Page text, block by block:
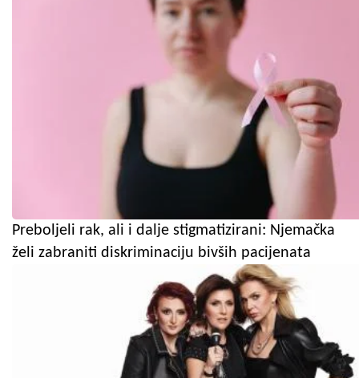
Preboljeli rak, ali i dalje stigmatizirani: Njemačka
želi zabraniti diskriminaciju bivših pacijenata